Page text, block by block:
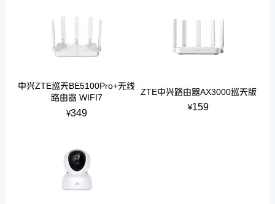
中兴ZTE巡天BE5100Pro+无线
路由器 WIFI7
¥349
ZTE中兴路由器AX3000巡天版
¥159